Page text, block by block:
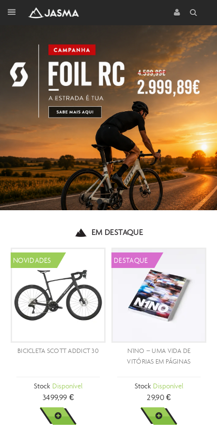
EM DESTAQUE
SCOTT ADDICT 30
Disponível
DESTAQUE
N1NO – UMA VIDA DE
VITÓRIAS EM PÁGINAS
Disponível